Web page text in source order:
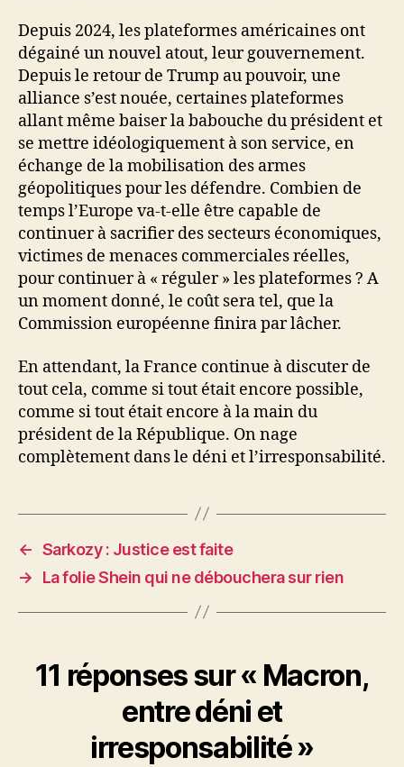
Depuis 2024, les plateformes américaines ont
dégainé un nouvel atout, leur gouvernement.
Depuis le retour de Trump au pouvoir, une
alliance s’est nouée, certaines plateformes
allant même baiser la babouche du président et
se mettre idéologiquement à son service, en
échange de la mobilisation des armes
géopolitiques pour les défendre. Combien de
temps l’Europe va-t-elle être capable de
continuer à sacrifier des secteurs économiques,
victimes de menaces commerciales réelles,
pour continuer à « réguler » les plateformes ? A
un moment donné, le coût sera tel, que la
Commission européenne finira par lâcher.
En attendant, la France continue à discuter de
tout cela, comme si tout était encore possible,
comme si tout était encore à la main du
président de la République. On nage
complètement dans le déni et l’irresponsabilité.
← Sarkozy : Justice est faite
→
La folie Shein qui ne débouchera sur rien
11 réponses sur « Macron,
entre déni et
irresponsabilité »